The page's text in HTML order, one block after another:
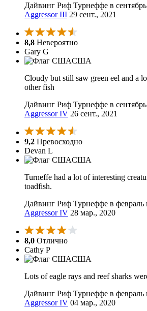
Дайвинг Риф Турнеффе в
Aggressor III 29 сент., 2021
8,8 Невероятно
Gary G
США
Cloudy but still saw green eel and a
other fish
Дайвинг Риф Турнеффе в
Aggressor IV 26 сент., 2021
9,2 Превосходно
Devan L
США
Turneffe had a lot of interesting
toadfish.
Дайвинг Риф Турнеффе в февраль
Aggressor IV 28 мар., 2020
8,0 Отлично
Cathy P
США
Lots of eagle rays and reef sharks
Дайвинг Риф Турнеффе в февраль
Aggressor IV 04 мар., 2020